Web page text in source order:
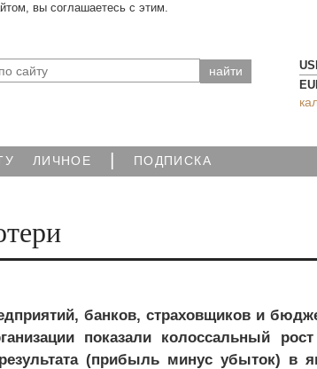
вы соглашаетесь с этим.
ЛИЧНОЕ | ПОДПИСКА
банков, страховщиков и
показали колоссальный
(прибыль минус убыток) в